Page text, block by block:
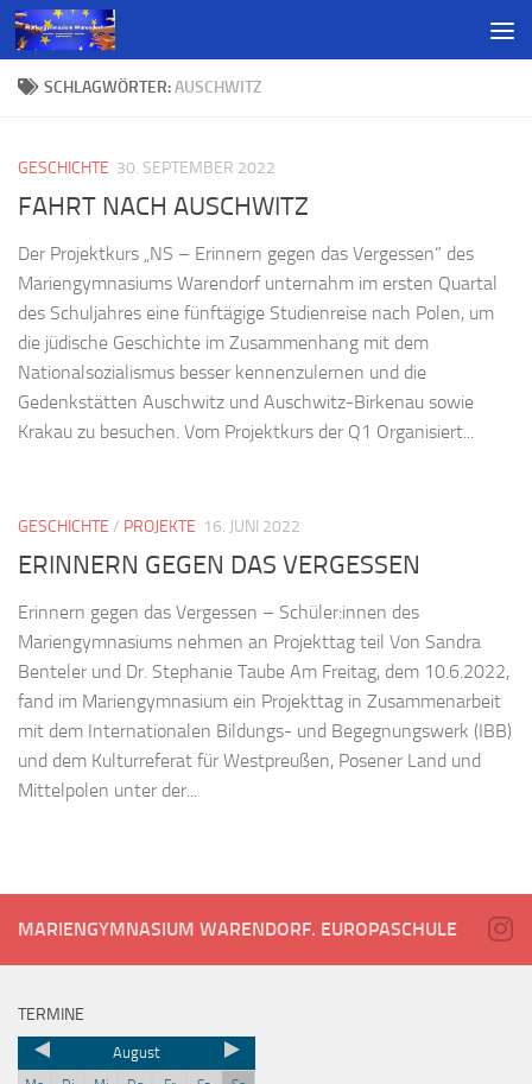
SCHLAGWÖRTER:AUSCHWITZ
GESCHICHTE 30. SEPTEMBER 2022
FAHRT NACH AUSCHWITZ
Der Projektkurs „NS – Erinnern gegen das Vergessen“ des
Mariengymnasiums Warendorf unternahm im ersten Quartal
des Schuljahres eine fünftägige Studienreise nach Polen, um
die jüdische Geschichte im Zusammenhang mit dem
Nationalsozialismus besser kennenzulernen und die
Gedenkstätten Auschwitz und Auschwitz-Birkenau sowie
Krakau zu besuchen. Vom Projektkurs der Q1 Organisiert...
GESCHICHTE / PROJEKTE 16. JUNI 2022
ERINNERN GEGEN DAS VERGESSEN
Erinnern gegen das Vergessen – Schüler:innen des
Mariengymnasiums nehmen an Projekttag teil Von Sandra
Benteler und Dr. Stephanie Taube Am Freitag, dem 10.6.2022,
fand im Mariengymnasium ein Projekttag in Zusammenarbeit
mit dem Internationalen Bildungs- und Begegnungswerk (IBB)
und dem Kulturreferat für Westpreußen, Posener Land und
Mittelpolen unter der...
MARIENGYMNASIUM WARENDORF. EUROPASCHULE
TERMINE
August